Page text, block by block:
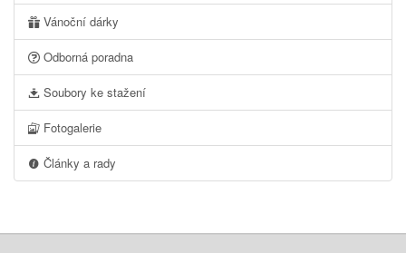
Vánoční dárky
Odborná poradna
Soubory ke stažení
Fotogalerie
Články a rady